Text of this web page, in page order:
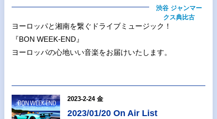
渋谷 ジャンマー
クス典比古
ヨーロッパと湘南を繋ぐドライブミュージック！
『BON WEEK‐END』
ヨーロッパの心地いい音楽をお届けいたします。
2023-2-24 金
2023/01/20 On Air List